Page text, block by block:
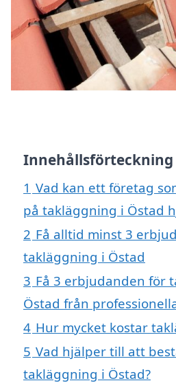
Innehållsförteckning
1 Vad kan ett företag
på takläggning i Östad
2 Få alltid minst 3
takläggning i Östad
3 Få 3 erbjudanden för
Östad från
4 Hur mycket kostar
5 Vad hjälper till att
takläggning i Östad?